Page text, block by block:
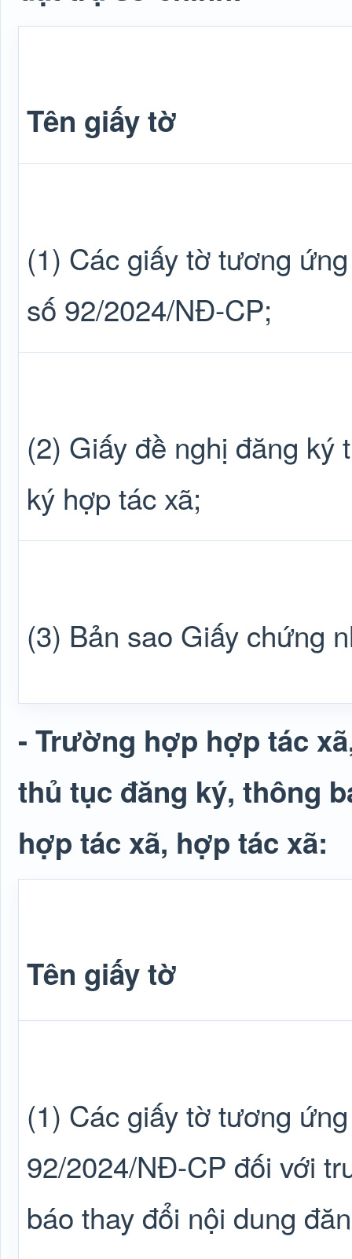
Tên giấy tờ
(1) Các giấy tờ tương
số 92/2024/NĐ-CP;
(2) Giấy đề nghị đăng ký
ký hợp tác xã;
(3) Bản sao Giấy chứng
- Trường hợp hợp tác
thủ tục đăng ký, thông
hợp tác xã, hợp tác xã:
Tên giấy tờ
(1) Các giấy tờ tương
92/2024/NĐ-CP đối với
báo thay đổi nội dung